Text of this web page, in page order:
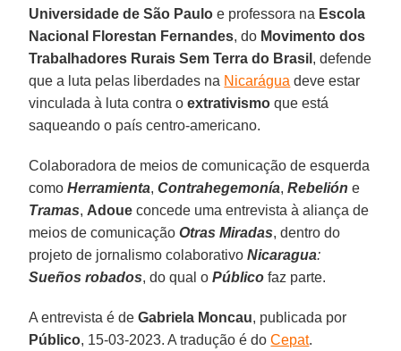
Universidade de São Paulo e professora na Escola
Nacional Florestan Fernandes, do Movimento dos
Trabalhadores Rurais Sem Terra do Brasil , defende
que a luta pelas liberdades na Nicarágua deve estar
vinculada à luta contra oextrativismo que está
saqueando o país centro-americano.
Colaboradora de meios de comunicação de esquerda
comoHerramienta,Contrahegemonía,Rebelión e
Tramas, Adoue concede uma entrevista à aliança de
meios de comunicaçãoOtras Miradas, dentro do
projeto de jornalismo colaborativoNicaragua:
Sueños robados, do qual oPúblico faz parte.
A entrevista é deGabriela Moncau, publicada por
Público, 15-03-2023. A tradução é doCepat.